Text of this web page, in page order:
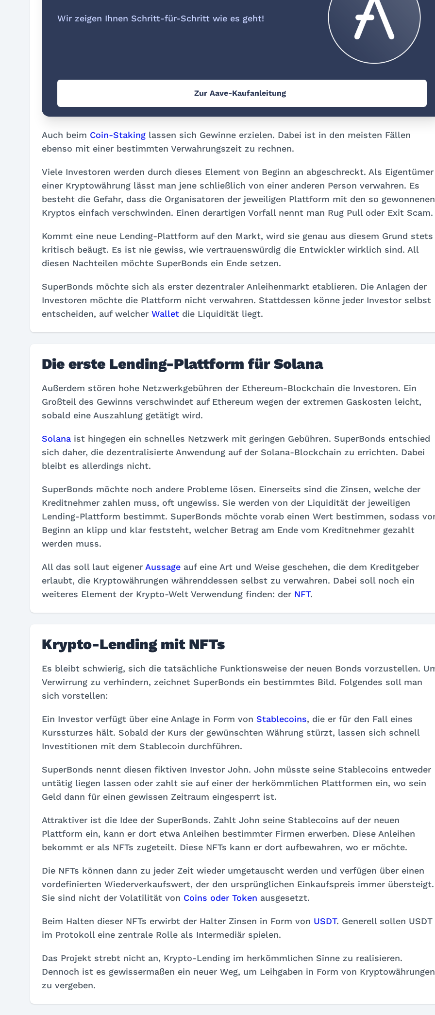
Wir zeigen Ihnen Schritt-für-Schritt wie es geht!
Zur Aave-Kaufanleitung
Auch beim Coin-Staking lassen sich Gewinne erzielen. Dabei ist in den meisten Fällen
ebenso mit einer bestimmten Verwahrungszeit zu rechnen.
Viele Investoren werden durch dieses Element von Beginn an abgeschreckt. Als Eigentümer
einer Kryptowährung lässt man jene schließlich von einer anderen Person verwahren. Es
besteht die Gefahr, dass die Organisatoren der jeweiligen Plattform mit den so gewonnenen
Kryptos einfach verschwinden. Einen derartigen Vorfall nennt man Rug Pull oder Exit Scam.
Kommt eine neue Lending-Plattform auf den Markt, wird sie genau aus diesem Grund stets
kritisch beäugt. Es ist nie gewiss, wie vertrauenswürdig die Entwickler wirklich sind. All
diesen Nachteilen möchte SuperBonds ein Ende setzen.
SuperBonds möchte sich als erster dezentraler Anleihenmarkt etablieren. Die Anlagen der
Investoren möchte die Plattform nicht verwahren. Stattdessen könne jeder Investor selbst
entscheiden, auf welcher Wallet die Liquidität liegt.
Die erste Lending-Plattform für Solana
Außerdem stören hohe Netzwerkgebühren der Ethereum-Blockchain die Investoren. Ein
Großteil des Gewinns verschwindet auf Ethereum wegen der extremen Gaskosten leicht,
sobald eine Auszahlung getätigt wird.
Solana ist hingegen ein schnelles Netzwerk mit geringen Gebühren. SuperBonds entschied
sich daher, die dezentralisierte Anwendung auf der Solana-Blockchain zu errichten. Dabei
bleibt es allerdings nicht.
SuperBonds möchte noch andere Probleme lösen. Einerseits sind die Zinsen, welche der
Kreditnehmer zahlen muss, oft ungewiss. Sie werden von der Liquidität der jeweiligen
Lending-Plattform bestimmt. SuperBonds möchte vorab einen Wert bestimmen, sodass
Beginn an klipp und klar feststeht, welcher Betrag am Ende vom Kreditnehmer gezahlt
werden muss.
All das soll laut eigener Aussage auf eine Art und Weise geschehen, die dem Kreditgeber
erlaubt, die Kryptowährungen währenddessen selbst zu verwahren. Dabei soll noch ein
weiteres Element der Krypto-Welt Verwendung finden: der NFT.
Krypto-Lending mit NFTs
Es bleibt schwierig, sich die tatsächliche Funktionsweise der neuen Bonds vorzustellen.
Verwirrung zu verhindern, zeichnet SuperBonds ein bestimmtes Bild. Folgendes soll man
sich vorstellen:
Ein Investor verfügt über eine Anlage in Form von Stablecoins, die er für den Fall eines
Kurssturzes hält. Sobald der Kurs der gewünschten Währung stürzt, lassen sich schnell
Investitionen mit dem Stablecoin durchführen.
SuperBonds nennt diesen fiktiven Investor John. John müsste seine Stablecoins entweder
untätig liegen lassen oder zahlt sie auf einer der herkömmlichen Plattformen ein, wo sein
Geld dann für einen gewissen Zeitraum eingesperrt ist.
Attraktiver ist die Idee der SuperBonds. Zahlt John seine Stablecoins auf der neuen
Plattform ein, kann er dort etwa Anleihen bestimmter Firmen erwerben. Diese Anleihen
bekommt er als NFTs zugeteilt. Diese NFTs kann er dort aufbewahren, wo er möchte.
Die NFTs können dann zu jeder Zeit wieder umgetauscht werden und verfügen über einen
vordefinierten Wiederverkaufswert, der den ursprünglichen Einkaufspreis immer übersteigt.
Sie sind nicht der Volatilität von Coins oder Token ausgesetzt.
Beim Halten dieser NFTs erwirbt der Halter Zinsen in Form von USDT. Generell sollen USDT
im Protokoll eine zentrale Rolle als Intermediär spielen.
Das Projekt strebt nicht an, Krypto-Lending im herkömmlichen Sinne zu realisieren.
Dennoch ist es gewissermaßen ein neuer Weg, um Leihgaben in Form von Kryptowährungen
zu vergeben.